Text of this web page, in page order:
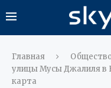
Главная
улицы Мусы Джалиля в
карта